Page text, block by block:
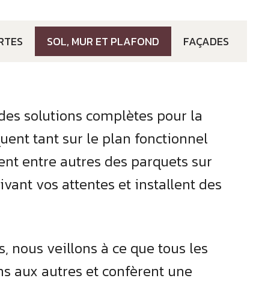
SOL, MUR ET PLAFOND FAÇADES
solutions complètes pour la
tant sur le plan fonctionnel
entre autres des parquets sur
vos attentes et installent des
nous veillons à ce que tous les
aux autres et confèrent une